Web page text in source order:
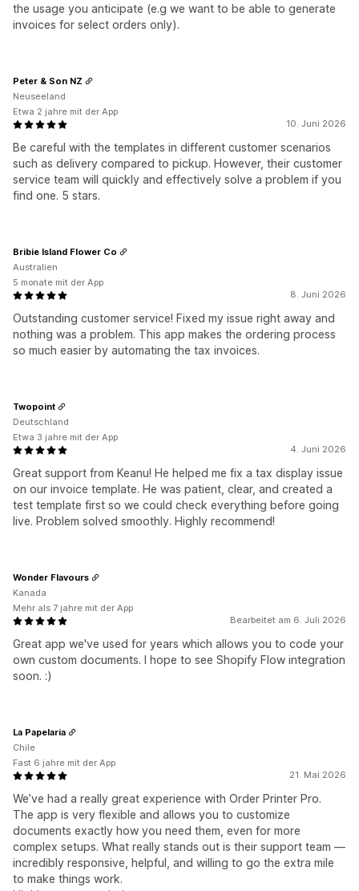
the usage you anticipate (e.g we want to be able to generate
invoices for select orders only).
10. Juni 2026
Be careful with the templates in different customer scenarios
such as delivery compared to pickup. However, their customer
service team will quickly and effectively solve a problem if you
find one. 5 stars.
Peter & Son NZ
Neuseeland
Etwa 2 jahre mit der App
8. Juni 2026
Outstanding customer service! Fixed my issue right away and
nothing was a problem. This app makes the ordering process
so much easier by automating the tax invoices.
Bribie Island Flower Co
Australien
5 monate mit der App
4. Juni 2026
Great support from Keanu! He helped me fix a tax display issue
on our invoice template. He was patient, clear, and created a
test template first so we could check everything before going
live. Problem solved smoothly. Highly recommend!
Twopoint
Deutschland
Etwa 3 jahre mit der App
Bearbeitet am 6. Juli 2026
Great app we've used for years which allows you to code your
own custom documents. I hope to see Shopify Flow integration
soon. :)
Wonder Flavours
Kanada
Mehr als 7 jahre mit der App
21. Mai 2026
We’ve had a really great experience with Order Printer Pro.
The app is very flexible and allows you to customize
documents exactly how you need them, even for more
complex setups. What really stands out is their support team —
incredibly responsive, helpful, and willing to go the extra mile
to make things work.
La Papelaria
Chile
Fast 6 jahre mit der App